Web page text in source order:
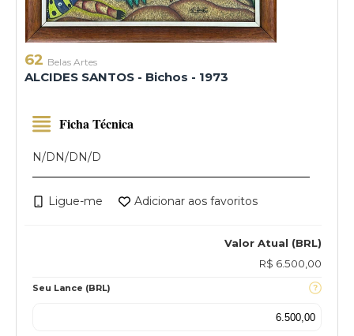
62 Belas Artes
ALCIDES SANTOS - Bichos - 1973
Valor Atual (BRL)
R$ 6.500,00
Seu Lance (BRL)
Ficha Técnica
N/DN/DN/D
Ligue-me Adicionar aos favoritos